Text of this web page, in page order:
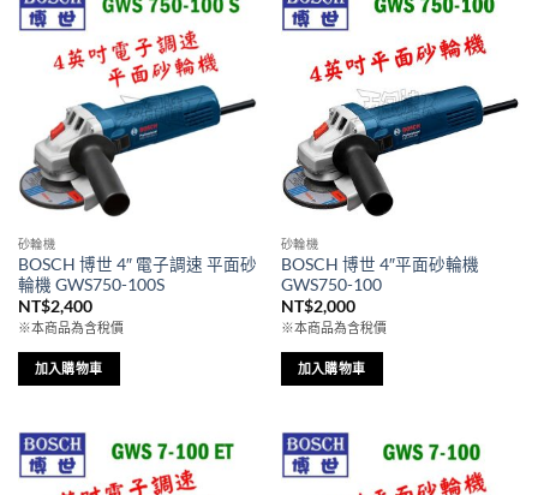
砂輪機
BOSCH 博世 4″ 電子調速 平面砂
輪機 GWS750-100S
NT$2,400
※本商品為含稅價
加入購物車
砂輪機
BOSCH 博世 4″平面砂輪機
GWS750-100
NT$2,000
※本商品為含稅價
加入購物車